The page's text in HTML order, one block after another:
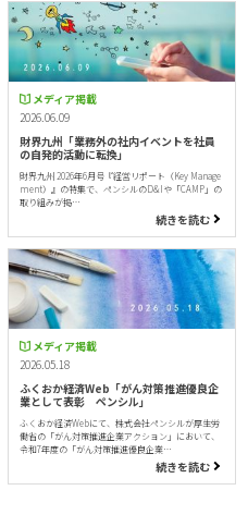
メディア掲載
2026.06.09
財界九州「業務外の社内イベントを社員
の自発的活動に転換」
財界九州 2026年6月号『経営リポート（Key Manage
ment）』の特集で、ペンシルのD&Iや「CAMP」の
取り組みが掲…
続きを読む
メディア掲載
2026.05.18
ふくおか経済Web「がん対策推進優良企
業として表彰 ペンシル」
ふくおか経済Webにて、株式会社ペンシルが厚生労
働省の「がん対策推進企業アクション」において、
令和7年度の「がん対策推進優良企業…
続きを読む